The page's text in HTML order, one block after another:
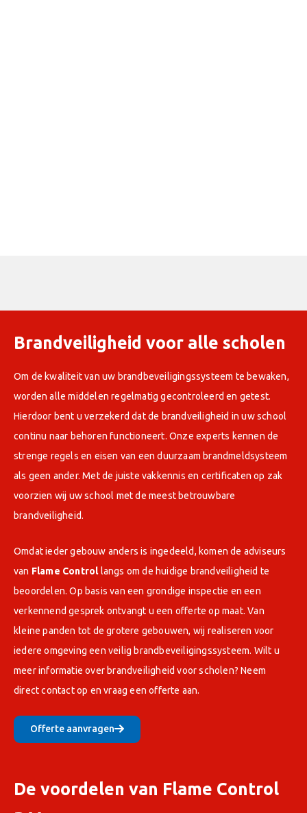
Brandveiligheid voor alle scholen
Om de kwaliteit van uw brandbeveiligingssysteem te bewaken,
worden alle middelen regelmatig gecontroleerd en getest.
Hierdoor bent u verzekerd dat de brandveiligheid in uw school
continu naar behoren functioneert. Onze experts kennen de
strenge regels en eisen van een duurzaam brandmeldsysteem
als geen ander. Met de juiste vakkennis en certificaten op zak
voorzien wij uw school met de meest betrouwbare
brandveiligheid.
Omdat ieder gebouw anders is ingedeeld, komen de adviseurs
van Flame Control langs om de huidige brandveiligheid te
beoordelen. Op basis van een grondige inspectie en een
verkennend gesprek ontvangt u een offerte op maat. Van
kleine panden tot de grotere gebouwen, wij realiseren voor
iedere omgeving een veilig brandbeveiligingssysteem. Wilt u
meer informatie over brandveiligheid voor scholen? Neem
direct contact op en vraag een offerte aan.
Offerte aanvragen
De voordelen van Flame Control